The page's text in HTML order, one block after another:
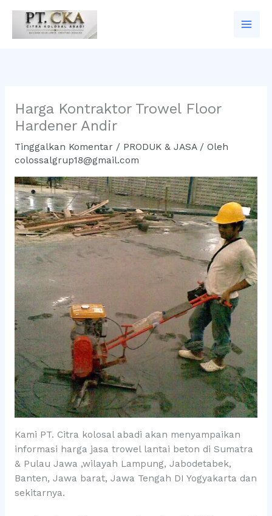
konten
Harga Kontraktor Trowel Floor
Hardener Andir
Tinggalkan Komentar / PRODUK & JASA/ Oleh
colossalgrup18@gmail.com
Kami PT. Citra kolosal abadi akan menyampaikan
informasi harga jasa trowel lantai beton di Sumatra
& Pulau Jawa ,wilayah Lampung, Jabodetabek,
Banten, Jawa barat, Jawa Tengah DI Yogyakarta dan
sekitarnya.